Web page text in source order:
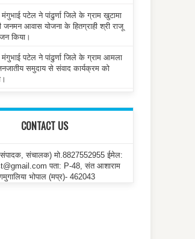
मंगुभाई पटेल ने पांढुर्णा जिले के ग्राम खुटामा
जनमन आवास योजना के हितग्राही श्री राजू
किया।
मंगुभाई पटेल ने पांढुर्णा जिले के ग्राम आमला
समुदाय से संवाद कार्यक्रम को
CONTACT US
संचालक) मो.8827552955 ईमेल:
पता: P-48, संत आशाराम
भोपाल (मप्र)- 462043